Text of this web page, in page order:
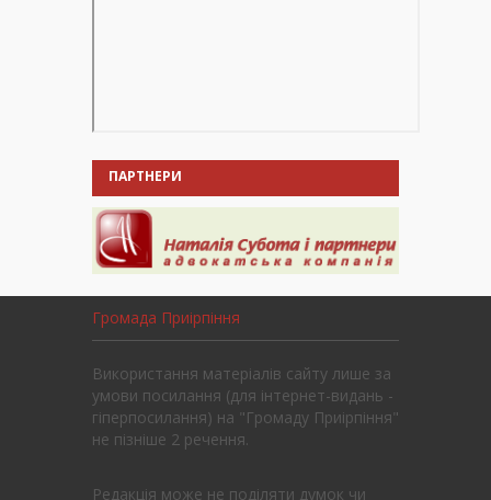
ПАРТНЕРИ
Громада Приірпіння
Використання матеріалів сайту лише за
умови посилання (для інтернет-видань -
гіперпосилання) на "Громаду Приірпіння"
не пізніше 2 речення.
Редакція може не поділяти думок чи